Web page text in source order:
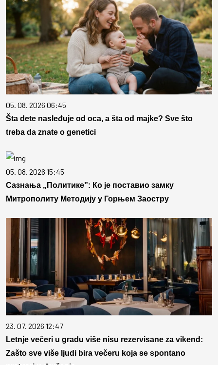
05. 08. 2026 06:45
Šta dete nasleđuje od oca, a šta od majke? Sve što
treba da znate o genetici
05. 08. 2026 15:45
Сазнања „Политике”: Ко је поставио замку
Митрополиту Методију у Горњем Заостру
23. 07. 2026 12:47
Letnje večeri u gradu više nisu rezervisane za vikend:
Zašto sve više ljudi bira večeru koja se spontano